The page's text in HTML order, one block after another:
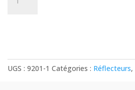
UGS : 9201-1 Catégories : Réflecteurs,